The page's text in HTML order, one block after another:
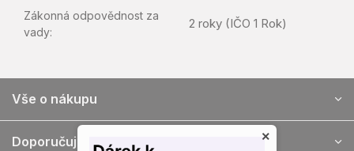
Zákonná odpovědnost za
vady:
2 roky (IČO 1 Rok)
p
Vše o nákupu
Doporučujeme ×